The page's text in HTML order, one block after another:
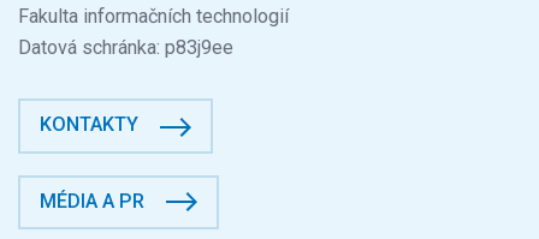
Fakulta informačních technologií
Datová schránka: p83j9ee
KONTAKTY
MÉDIA A PR